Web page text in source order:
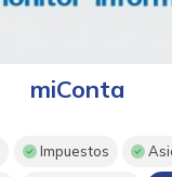
miConta
Impuestos